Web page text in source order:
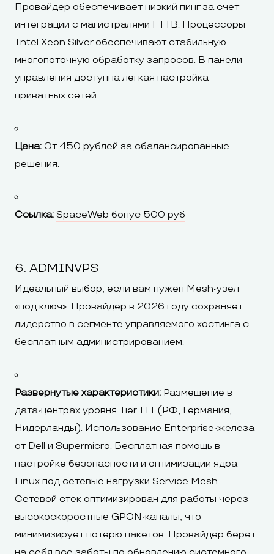
Провайдер обеспечивает низкий пинг за счет
интеграции с магистралями FTTB. Процессоры
Intel Xeon Silver обеспечивают стабильную
многопоточную обработку запросов. В панели
управления доступна легкая настройка
приватных сетей.
Цена: От 450 рублей за сбалансированные
решения.
Ссылка: SpaceWeb бонус 500 руб
6. ADMINVPS
Идеальный выбор, если вам нужен Mesh-узел
«под ключ». Провайдер в 2026 году сохраняет
лидерство в сегменте управляемого хостинга с
бесплатным администрированием.
Развернутые характеристики: Размещение в
дата-центрах уровня Tier III (РФ, Германия,
Нидерланды). Использование Enterprise-железа
от Dell и Supermicro. Бесплатная помощь в
настройке безопасности и оптимизации ядра
Linux под сетевые нагрузки Service Mesh.
Сетевой стек оптимизирован для работы через
высокоскоростные GPON-каналы, что
минимизирует потерю пакетов. Провайдер берет